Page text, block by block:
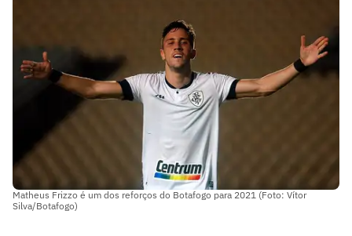
Matheus Frizzo é um dos reforços do Botafogo para 2021 (Foto: Vítor
Silva/Botafogo)